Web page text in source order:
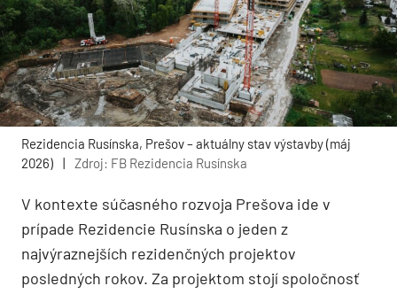
Rezidencia Rusínska, Prešov – aktuálny stav výstavby (máj
2026)
Zdroj: FB Rezidencia Rusínska
V kontexte súčasného rozvoja Prešova ide v
prípade Rezidencie Rusínska o jeden z
najvýraznejších rezidenčných projektov
posledných rokov. Za projektom stojí spoločnosť